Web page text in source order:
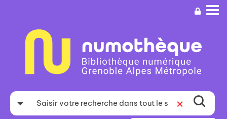
recherche